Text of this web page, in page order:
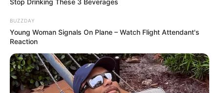
Stop Drinking These 3 Beverages
BUZZDAY
Young Woman Signals On Plane – Watch Flight Attendant's
Reaction